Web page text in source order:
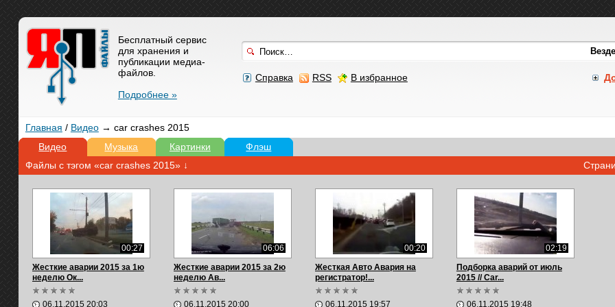
Справка RSS В избранное
Бесплатный сервис
для хранения и
публикации медиа-
файлов.
Подробнее »
Главная / Видео→ car crashes 2015
Видео
Музыка Картинки Флэш
Файлы с тэгом «car crashes 2015» ↓
00:27
Жесткие аварии 2015 за 1ю
неделю Ок...
06.11.2015 20:03
06:06
Жесткие аварии 2015 за 2ю
неделю Ав...
06.11.2015 20:00
00:20
Жесткая Авто Авария на
регистратор!...
06.11.2015 19:57
02:19
Подборка аварий от июль
2015 // Car...
06.11.2015 19:48